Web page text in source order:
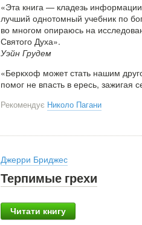
«Эта книга — кладезь
лучший однотомный учебник по
во многом опираюсь на
Святого Духа».
Уэйн Грудем
«Беркхоф может стать нашим
помог не впасть в ересь,
Рекомендує Николо Пагани
Джерри Бриджес
Терпимые грехи
Читати книгу